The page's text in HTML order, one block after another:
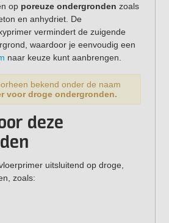
op poreuze ondergronden zoals
en anhydriet. De
vermindert de zuigende
waardoor je eenvoudig een
naar keuze kunt aanbrengen.
bekend onder de naam
voor droge ondergronden.
deze
uitsluitend op droge,
zoals: